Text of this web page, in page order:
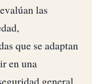
las
que se adaptan
en una